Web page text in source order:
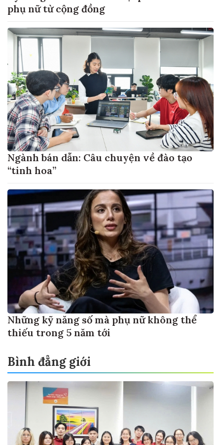
phụ nữ từ cộng đồng
Ngành bán dẫn: Câu chuyện về đào tạo
“tinh hoa”
Những kỹ năng số mà phụ nữ không thể
thiếu trong 5 năm tới
Bình đẳng giới